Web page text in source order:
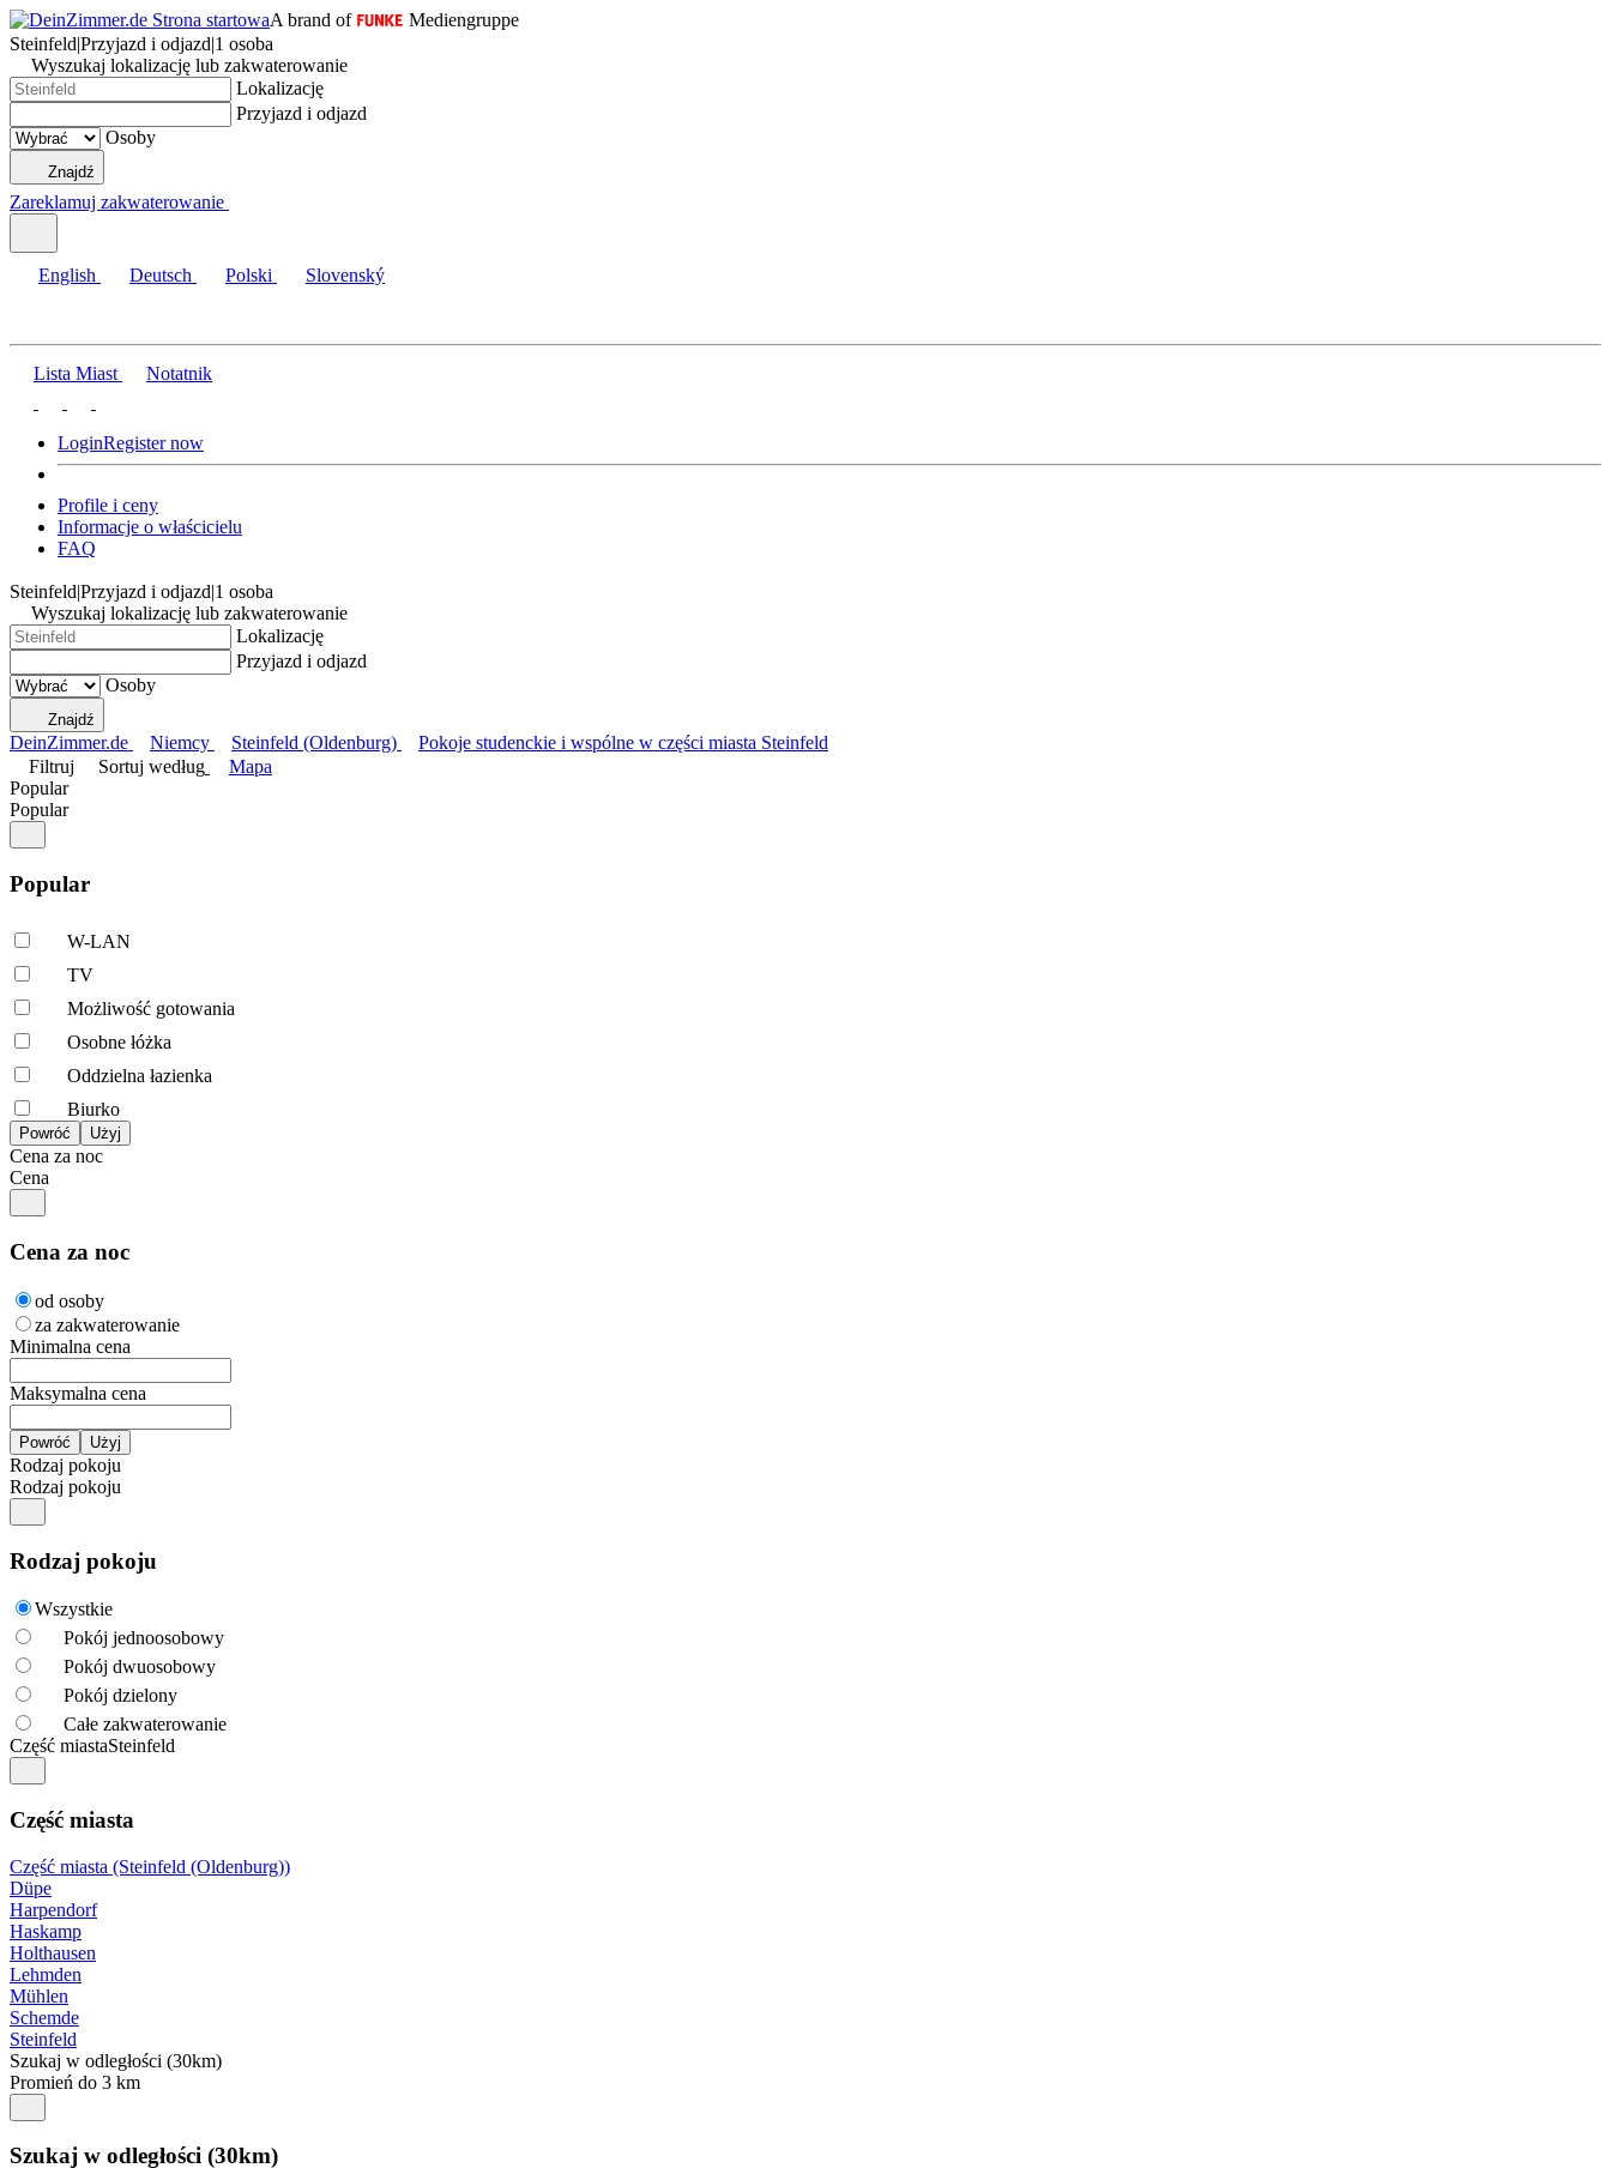
A brand of
Mediengruppe
Steinfeld|Przyjazd i odjazd|1 osoba
Wyszukaj lokalizację lub zakwaterowanie
Lokalizację
Przyjazd i odjazd
Osoby
Znajdź
Zareklamuj zakwaterowanie
English Deutsch Polski Slovenský
Lista Miast Notatnik
LoginRegister now
Profile i ceny
Informacje o właścicielu
FAQ
Steinfeld|Przyjazd i odjazd|1 osoba
Wyszukaj lokalizację lub zakwaterowanie
Lokalizację
Przyjazd i odjazd
Osoby
Znajdź
DeinZimmer.de Niemcy Steinfeld (Oldenburg)
Pokoje studenckie i wspólne w części miasta Steinfeld
Filtruj
Sortuj według
Mapa
Popular
Popular
Popular
W-LAN
TV
Możliwość gotowania
Osobne łóżka
Oddzielna łazienka
Biurko
Cena za noc
Cena
Cena za noc
od osoby
za zakwaterowanie
Minimalna cena
Maksymalna cena
Rodzaj pokoju
Rodzaj pokoju
Rodzaj pokoju
Wszystkie
Pokój jednoosobowy
Pokój dwuosobowy
Pokój dzielony
Całe zakwaterowanie
Część miastaSteinfeld
Część miasta
Część miasta (Steinfeld (Oldenburg))
Düpe
Harpendorf
Haskamp
Holthausen
Lehmden
Mühlen
Schemde
Steinfeld
Szukaj w odległości (30km)
Promień do 3 km
Szukaj w odległości (30km)